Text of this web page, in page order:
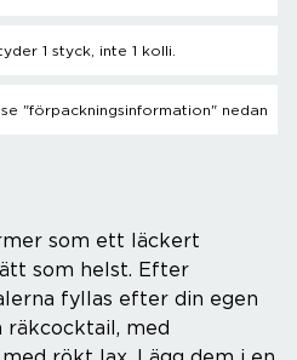
1 styck, inte 1 kolli.
"förpackningsinformation" nedan
som ett läckert
som helst. Efter
fyllas efter din egen
räkcocktail, med